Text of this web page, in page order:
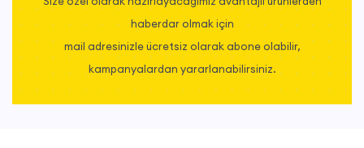
haberdar olmak için
mail adresinizle ücretsiz olarak abone olabilir,
kampanyalardan yararlanabilirsiniz.